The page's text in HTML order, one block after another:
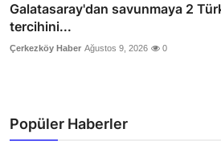
Galatasaray'dan savunmaya 2
tercihini...
Çerkezköy Haber Ağustos 9, 2026 0
Popüler Haberler